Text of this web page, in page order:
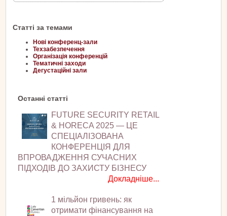
Статті за темами
Нові конференц-зали
Техзабезпечення
Організація конференцій
Тематичні заходи
Дегустаційні зали
Останні статті
FUTURE SECURITY RETAIL
& HORECA 2025 — ЦЕ
СПЕЦІАЛІЗОВАНА
КОНФЕРЕНЦІЯ ДЛЯ
ВПРОВАДЖЕННЯ СУЧАСНИХ
ПІДХОДІВ ДО ЗАХИСТУ БІЗНЕСУ
Докладніше...
1 мільйон гривень: як
отримати фінансування на